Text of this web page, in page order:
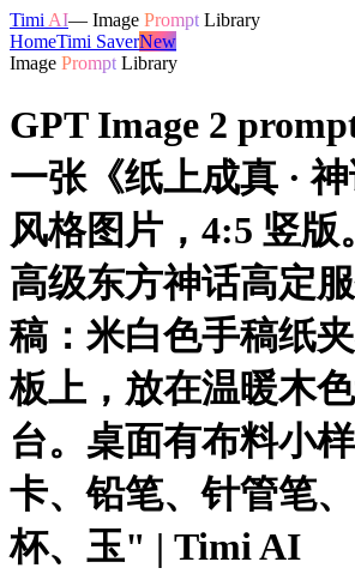
Timi AI— Image Prompt Library
HomeTimi SaverNew
Image Prompt Library
GPT Image 2
一张《纸上成真 · 神
风格图片，4:5 竖版
高级东方神话高定
稿：米白色手稿纸
板上，放在温暖木
台。桌面有布料小
卡、铅笔、针管笔
杯、玉" | Timi AI